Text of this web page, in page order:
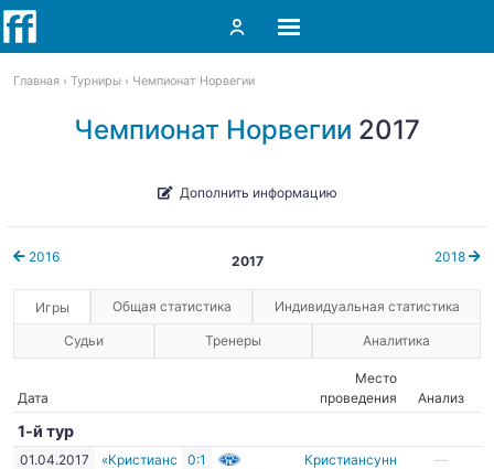
Главная Турниры Чемпионат Норвегии
Чемпионат Норвегии 2017
Дополнить информацию
2016 2018
2017
Игры Общая статистика Индивидуальная статистика
Судьи Тренеры Аналитика
Дата
Место
проведения
Анализ
1-й тур
01.04.2017
«Кристианс
0:1
Кристиансунн
—